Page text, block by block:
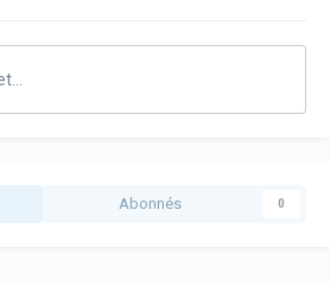
Abonnés 0